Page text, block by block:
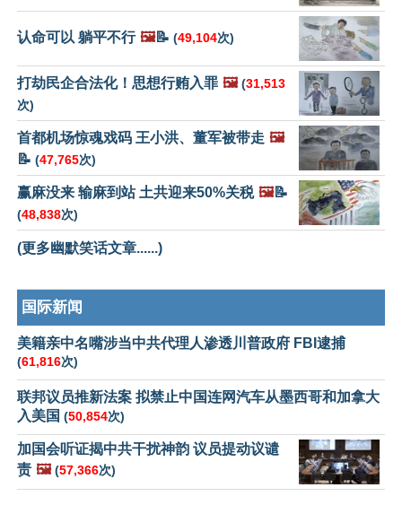
认命可以 躺平不行 🖼️📝 (49,104次)
打劫民企合法化！思想行贿入罪 🖼️ (31,513
次)
首都机场惊魂戏码 王小洪、董军被带走 🖼️
📝 (47,765次)
赢麻没来 输麻到站 土共迎来50%关税 🖼️📝
(48,838次)
(更多幽默笑话文章......)
国际新闻
美籍亲中名嘴涉当中共代理人渗透川普政府 FBI逮捕
(61,816次)
联邦议员推新法案 拟禁止中国连网汽车从墨西哥和加拿大
入美国 (50,854次)
加国会听证揭中共干扰神韵 议员提动议谴
责 🖼️ (57,366次)